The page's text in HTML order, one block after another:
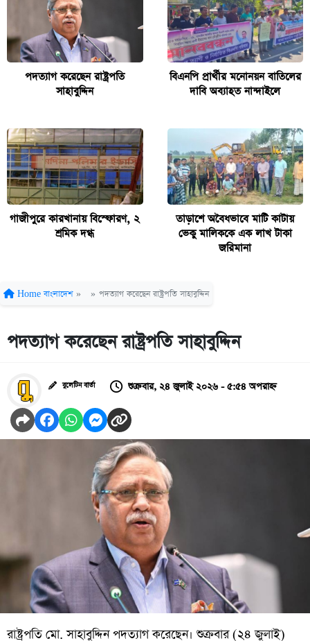
পদত্যাগ করেছেন রাষ্ট্রপতি
সাহাবুদ্দিন
বিএনপি প্রার্থীর মনোনয়ন বাতিলের
দাবি অব্যাহত নান্দাইলে
গাজীপুরে কারখানায় বিস্ফোরণ, ২
শ্রমিক দগ্ধ
তাড়াশে অবৈধভাবে মাটি কাটায়
ভেকু মালিককে এক লাখ টাকা
জরিমানা
Home বাংলাদেশ » » পদত্যাগ করেছেন রাষ্ট্রপতি সাহাবুদ্দিন
পদত্যাগ করেছেন রাষ্ট্রপতি সাহাবুদ্দিন
বুলেটিন বার্তা শুক্রবার, ২৪ জুলাই ২০২৬ - ৫:৫৪ অপরাহ্ন
রাষ্ট্রপতি মো. সাহাবুদ্দিন পদত্যাগ করেছেন। শুক্রবার (২৪ জুলাই)